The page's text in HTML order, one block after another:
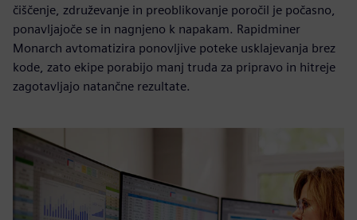
čiščenje, združevanje in preoblikovanje poročil je počasno,
ponavljajoče se in nagnjeno k napakam. Rapidminer
Monarch avtomatizira ponovljive poteke usklajevanja brez
kode, zato ekipe porabijo manj truda za pripravo in hitreje
zagotavljajo natančne rezultate.